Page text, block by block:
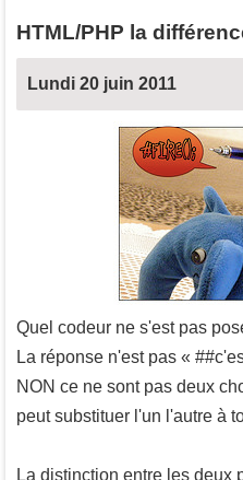
HTML/PHP la
Lundi 20 juin 2011
Quel codeur ne s'est pas
La réponse n'est pas «
NON ce ne sont pas deux
peut substituer l'un l'autre à
La distinction entre les deux